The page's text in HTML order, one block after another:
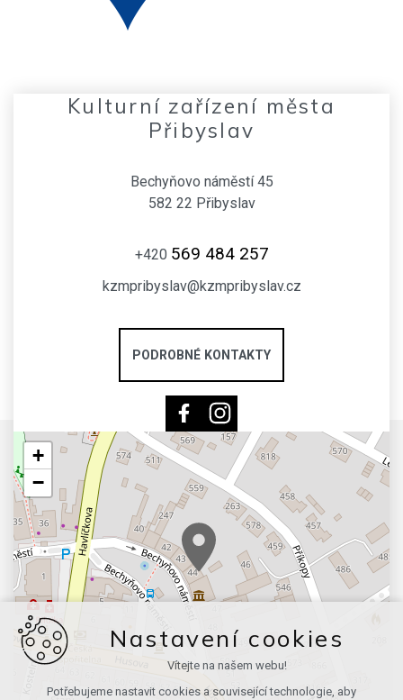
Kulturní zařízení města
Přibyslav
Bechyňovo náměstí 45
582 22 Přibyslav
+420 569 484 257
kzmpribyslav@kzmpribyslav.cz
PODROBNÉ KONTAKTY
+
−
Nastavení cookies
Vítejte na našem webu!
Potřebujeme nastavit cookies a související technologie, aby